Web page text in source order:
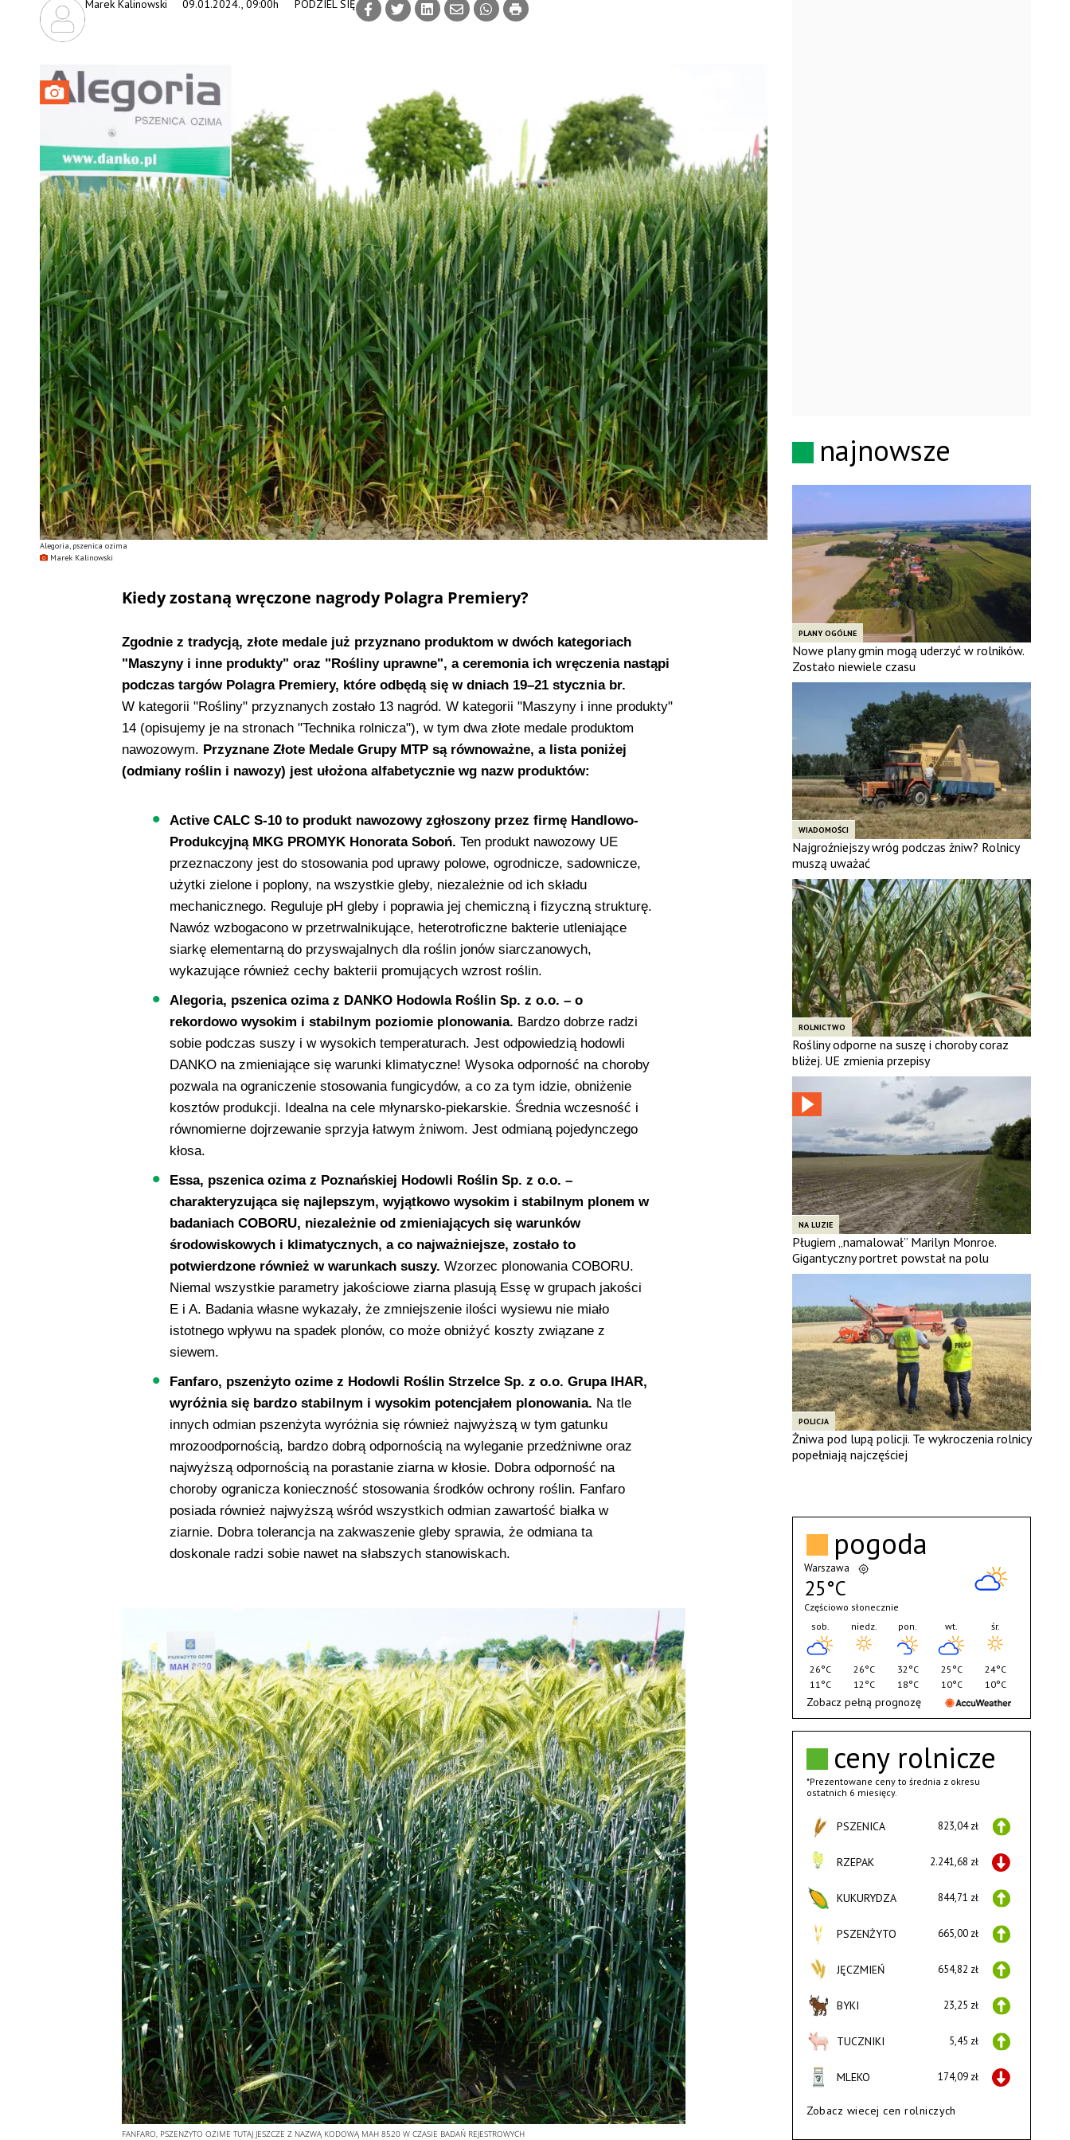
Alegoria, pszenica ozima
Marek Kalinowski
09.01.2024., 09:00h
Marek Kalinowski PODZIEL SIĘ
Kiedy zostaną wręczone nagrody Polagra Premiery?
Zgodnie z tradycją, złote medale już przyznano produktom w dwóch kategoriach
"Maszyny i inne produkty" oraz "Rośliny uprawne", a ceremonia ich wręczenia nastąpi
podczas targów Polagra Premiery, które odbędą się w dniach 19–21 stycznia br.
W kategorii "Rośliny" przyznanych zostało 13 nagród. W kategorii "Maszyny i inne produkty"
14 (opisujemy je na stronach "Technika rolnicza"), w tym dwa złote medale produktom
nawozowym. Przyznane Złote Medale Grupy MTP są równoważne, a lista poniżej
(odmiany roślin i nawozy) jest ułożona alfabetycznie wg nazw produktów:
Active CALC S-10 to produkt nawozowy zgłoszony przez firmę Handlowo-
Produkcyjną MKG PROMYK Honorata Soboń. Ten produkt nawozowy UE
przeznaczony jest do stosowania pod uprawy polowe, ogrodnicze, sadownicze,
użytki zielone i poplony, na wszystkie gleby, niezależnie od ich składu
mechanicznego. Reguluje pH gleby i poprawia jej chemiczną i fizyczną strukturę.
Nawóz wzbogacono w przetrwalnikujące, heterotroficzne bakterie utleniające
siarkę elementarną do przyswajalnych dla roślin jonów siarczanowych,
wykazujące również cechy bakterii promujących wzrost roślin.
Alegoria, pszenica ozima z DANKO Hodowla Roślin Sp. z o.o. – o
rekordowo wysokim i stabilnym poziomie plonowania. Bardzo dobrze radzi
sobie podczas suszy i w wysokich temperaturach. Jest odpowiedzią hodowli
DANKO na zmieniające się warunki klimatyczne! Wysoka odporność na choroby
pozwala na ograniczenie stosowania fungicydów, a co za tym idzie, obniżenie
kosztów produkcji. Idealna na cele młynarsko-piekarskie. Średnia wczesność i
równomierne dojrzewanie sprzyja łatwym żniwom. Jest odmianą pojedynczego
kłosa.
Essa, pszenica ozima z Poznańskiej Hodowli Roślin Sp. z o.o. –
charakteryzująca się najlepszym, wyjątkowo wysokim i stabilnym plonem w
badaniach COBORU, niezależnie od zmieniających się warunków
środowiskowych i klimatycznych, a co najważniejsze, zostało to
potwierdzone również w warunkach suszy. Wzorzec plonowania COBORU.
Niemal wszystkie parametry jakościowe ziarna plasują Essę w grupach jakości
E i A. Badania własne wykazały, że zmniejszenie ilości wysiewu nie miało
istotnego wpływu na spadek plonów, co może obniżyć koszty związane z
siewem.
Fanfaro, pszenżyto ozime z Hodowli Roślin Strzelce Sp. z o.o. Grupa IHAR,
wyróżnia się bardzo stabilnym i wysokim potencjałem plonowania. Na tle
innych odmian pszenżyta wyróżnia się również najwyższą w tym gatunku
mrozoodpornością, bardzo dobrą odpornością na wyleganie przedżniwne oraz
najwyższą odpornością na porastanie ziarna w kłosie. Dobra odporność na
choroby ogranicza konieczność stosowania środków ochrony roślin. Fanfaro
posiada również najwyższą wśród wszystkich odmian zawartość białka w
ziarnie. Dobra tolerancja na zakwaszenie gleby sprawia, że odmiana ta
doskonale radzi sobie nawet na słabszych stanowiskach.
FANFARO, PSZENŻYTO OZIME TUTAJ JESZCZE Z NAZWĄ KODOWĄ MAH 8520 W CZASIE BADAŃ REJESTROWYCH
najnowsze
PLANY OGÓLNE
Nowe plany gmin mogą uderzyć w rolników.
Zostało niewiele czasu
WIADOMOŚCI
Najgroźniejszy wróg podczas żniw? Rolnicy
muszą uważać
ROLNICTWO
Rośliny odporne na suszę i choroby coraz
bliżej. UE zmienia przepisy
NA LUZIE
Pługiem „namalował” Marilyn Monroe.
Gigantyczny portret powstał na polu
POLICJA
Żniwa pod lupą policji. Te wykroczenia rolnicy
popełniają najczęściej
ceny rolnicze
*Prezentowane ceny to średnia z okresu
ostatnich 6 miesięcy.
PSZENICA 823,04 zł
RZEPAK 2.241,68 zł
KUKURYDZA 844,71 zł
PSZENŻYTO 665,00 zł
JĘCZMIEŃ 654,82 zł
BYKI 23,25 zł
TUCZNIKI 5,45 zł
MLEKO 174,09 zł
Zobacz wiecej cen rolniczych
pogoda
Warszawa
25°C
Częściowo słonecznie
sob.
26°C
11°C
niedz.
26°C
12°C
pon.
32°C
18°C
wt.
25°C
10°C
śr.
24°C
10°C
Zobacz pełną prognozę